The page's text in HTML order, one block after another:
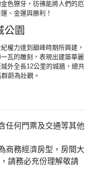
色獠牙，彷彿能將人們的厄
、金運與勝利！
公園
權力達到巔峰時期所興建，
瓦的雕刻，表現出建築華麗
外全長12公里的城牆，總共
蔚為壯觀。
任何門票及交通等其他
商務經濟房型，房間大
請務必充份理解敬請